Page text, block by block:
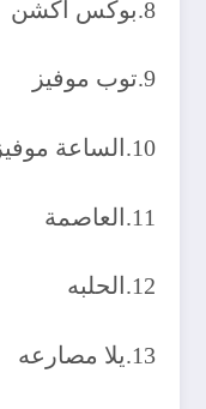
8.بوكس اكشن
9.توب موفيز
10.الساعة موفيز
11.العاصمة
12.الحلبه
13.يلا مصارعه